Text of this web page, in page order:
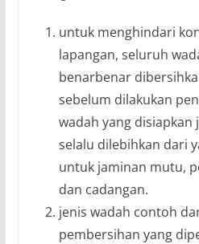
untuk menghindari
lapangan, seluruh
benar­benar
sebelum dilakukan
wadah yang disiapkan
selalu dilebihkan dari
untuk jaminan mutu,
dan cadangan.
jenis wadah contoh
pembersihan yang